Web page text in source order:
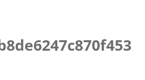
209-3575